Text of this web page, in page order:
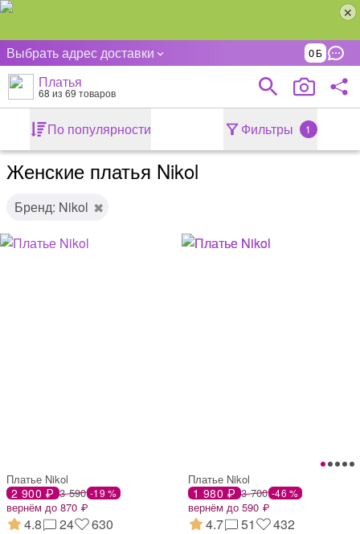
Выбрать адрес доставки 0
Платья
68 из 69 товаров
По популярности Фильтры 1
Женские платья Nikol
Бренд: Nikol
Платье Nikol
2 900 ₽ 3 590 -19 %
вернём до 870 ₽
4.8 24 630
Платье Nikol
1 980 ₽ 3 700 -46 %
вернём до 590 ₽
4.7 51 432